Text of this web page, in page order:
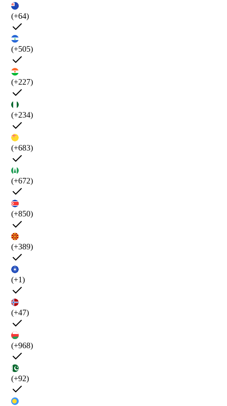
(+64)
(+505)
(+227)
(+234)
(+683)
(+672)
(+850)
(+389)
(+1)
(+47)
(+968)
(+92)